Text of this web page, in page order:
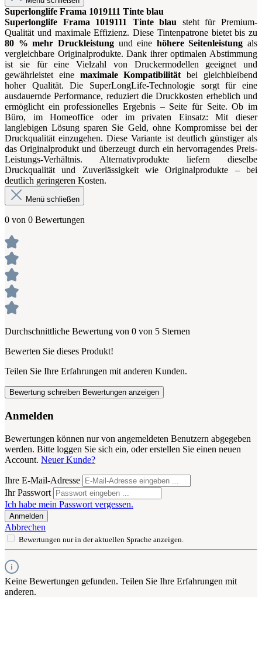
Superlonglife Frama 1019111 Tinte blau
Superlonglife Frama 1019111 Tinte blau steht für Premium-
Qualität und maximale Effizienz. Diese Tintenpatrone bietet bis zu
80 % mehr Druckleistungund eine höhere Seitenleistung als
vergleichbare Originalprodukte. Dank ihrer optimalen Abstimmung
ist sie für eine Vielzahl von Druckermodellen geeignet und
gewährleistet eine maximale Kompatibilitätbei gleichbleibend
hoher Qualität. Die SuperLongLife-Technologie sorgt für eine
ausdauernde Performance, reduziert die Druckkosten erheblich und
ermöglicht ein professionelles Ergebnis – Seite für Seite. Ob im
Büro, im Homeoffice oder im privaten Einsatz: Mit dieser
langlebigen Lösung sparen Sie Geld, ohne Kompromisse bei der
Druckqualität einzugehen. Diese Variante ist deutlich günstiger als
das Originalprodukt und überzeugt durch ein hervorragendes Preis-
Leistungs-Verhältnis. Alternativprodukte liefern dieselbe
Druckqualität und Zuverlässigkeit wie Originalprodukte – bei
deutlich geringeren Kosten.
Menü schließen
0 von 0 Bewertungen
Durchschnittliche Bewertung von 0 von 5 Sternen
Bewerten Sie dieses Produkt!
Teilen Sie Ihre Erfahrungen mit anderen Kunden.
Bewertung schreiben Bewertungen anzeigen
Anmelden
Bewertungen können nur von angemeldeten Benutzern abgegeben
werden. Bitte loggen Sie sich ein, oder erstellen Sie einen neuen
Account. Neuer Kunde?
Ihre E-Mail-Adresse
Ihr Passwort
Ich habe mein Passwort vergessen.
Anmelden
Abbrechen
Bewertungen nur in der aktuellen Sprache anzeigen.
Keine Bewertungen gefunden. Teilen Sie Ihre Erfahrungen mit
anderen.